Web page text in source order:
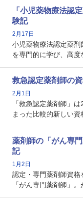
剤師としての専門性
となります。取得要
数回ありますが、患者
の証明になる資格と言
「小児薬物療法認
験記
2月17日
小児薬物療法認定薬
を専門的に学び、高
や、特有の疾患、心理
深めることで、子ども
る存在です。今回はそ
剤師の取得体験記を
救急認定薬剤師の
2月1日
「救急認定薬剤師」
まった比較的新しい
とから、救急認定薬
増えているのではな
な救急認定薬剤師の取
す。
薬剤師の「がん専
記
1月2日
認定・専門薬剤師資
「がん専門薬剤師」